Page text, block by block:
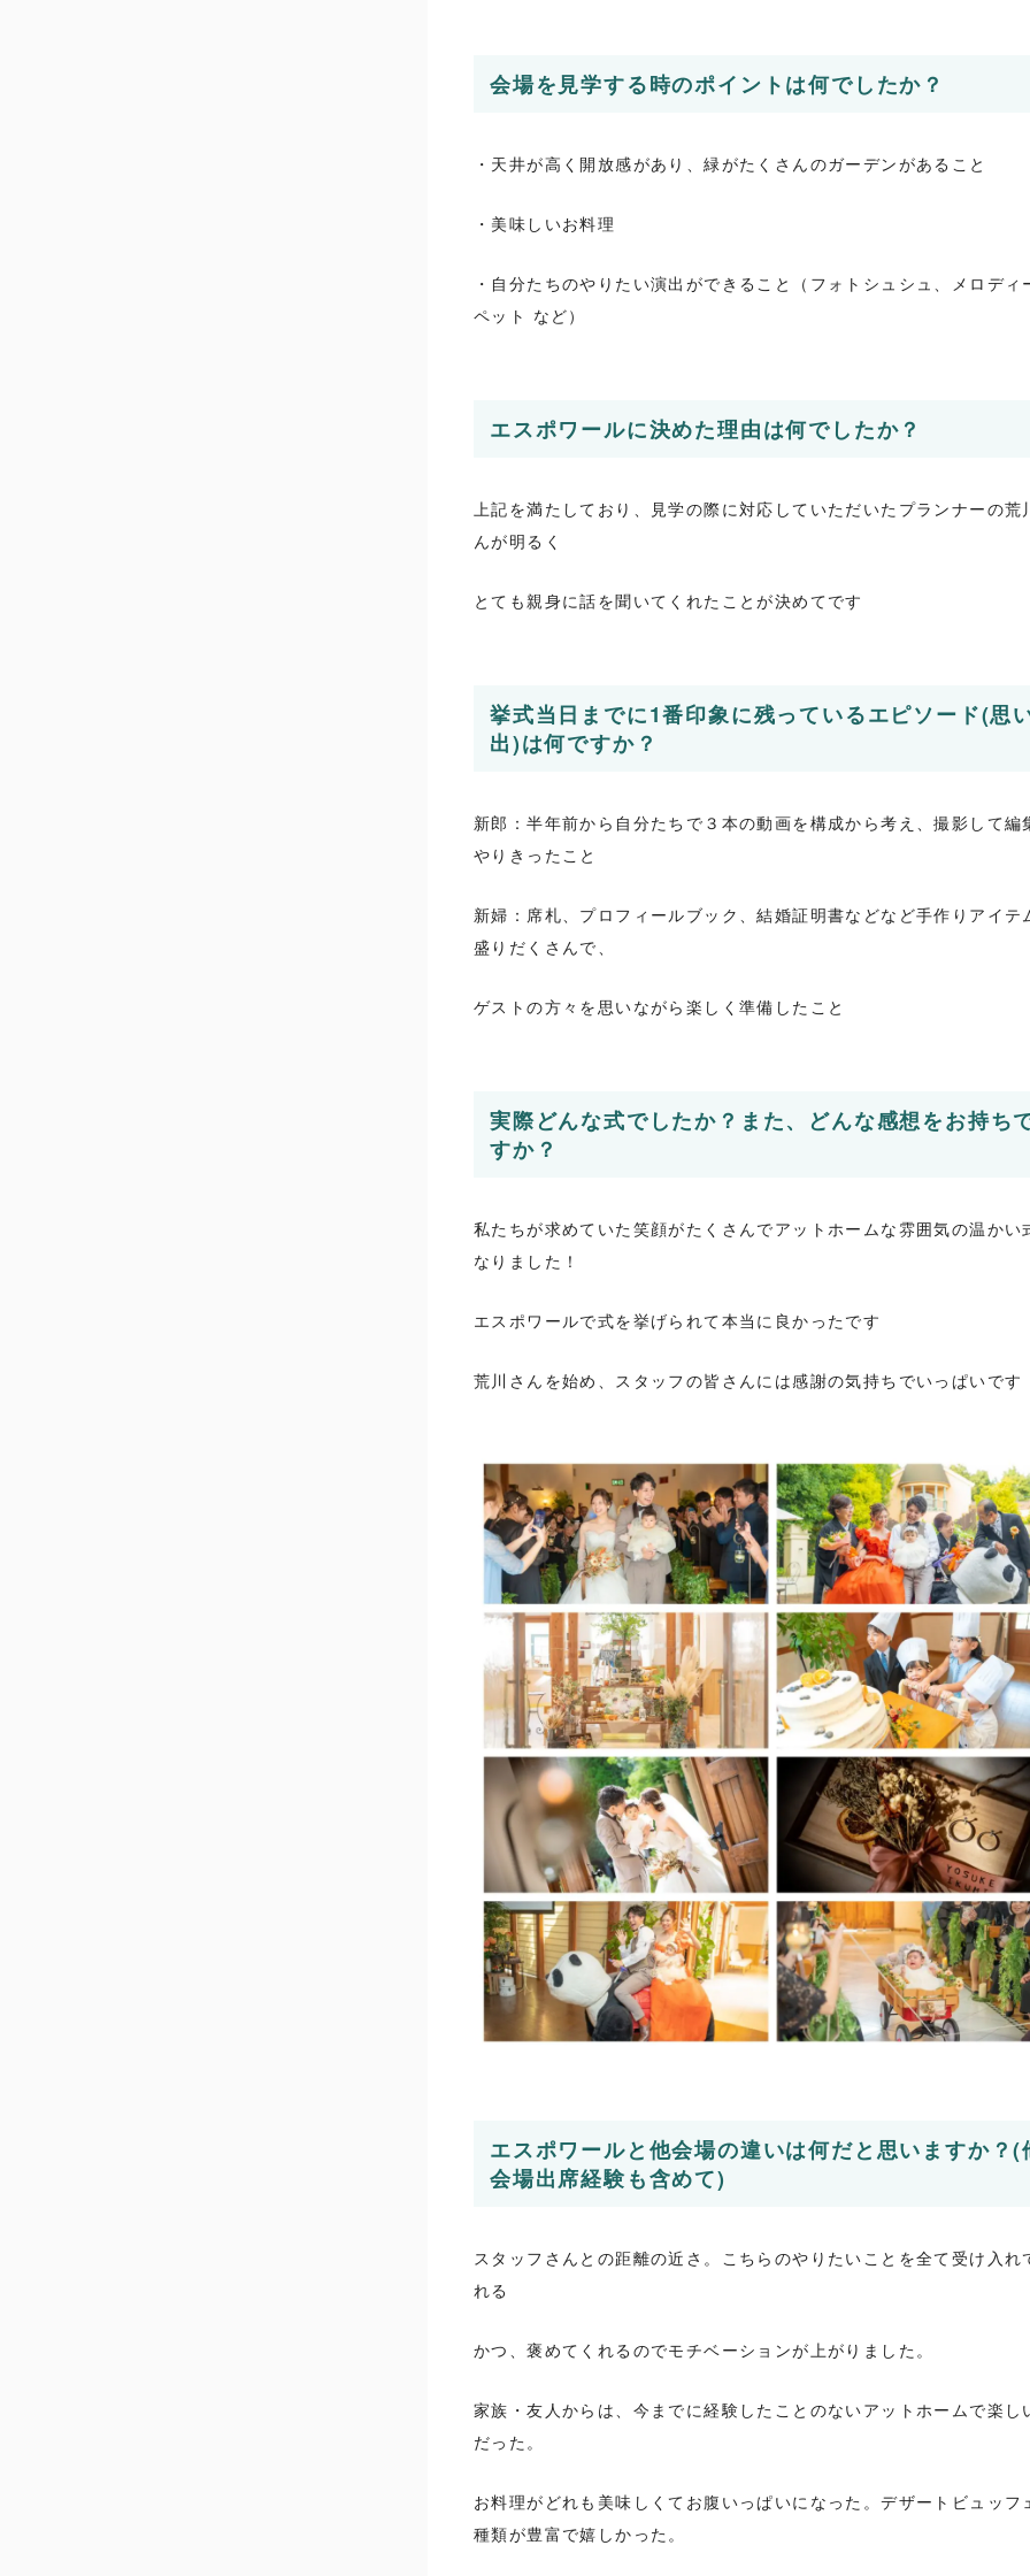
会場を見学する時のポイントは何でしたか？
・天井が高く開放感があり、緑がたくさんのガーデンがあること
・美味しいお料理
・自分たちのやりたい演出ができること（フォトシュシュ、メロディ
ペット など）
エスポワールに決めた理由は何でしたか？
上記を満たしており、見学の際に対応していただいたプランナーの荒
んが明るく
とても親身に話を聞いてくれたことが決めてです
挙式当日までに1番印象に残っているエピソード(思
出)は何ですか？
新郎：半年前から自分たちで３本の動画を構成から考え、撮影して編
やりきったこと
新婦：席札、プロフィールブック、結婚証明書などなど手作りアイテ
盛りだくさんで、
ゲストの方々を思いながら楽しく準備したこと
実際どんな式でしたか？また、どんな感想をお持ち
すか？
私たちが求めていた笑顔がたくさんでアットホームな雰囲気の温かい
なりました！
エスポワールで式を挙げられて本当に良かったです
荒川さんを始め、スタッフの皆さんには感謝の気持ちでいっぱいです
エスポワールと他会場の違いは何だと思いますか？(
会場出席経験も含めて)
スタッフさんとの距離の近さ。こちらのやりたいことを全て受け入れ
れる
かつ、褒めてくれるのでモチベーションが上がりました。
家族・友人からは、今までに経験したことのないアットホームで楽し
だった。
お料理がどれも美味しくてお腹いっぱいになった。デザートビュッフ
種類が豊富で嬉しかった。